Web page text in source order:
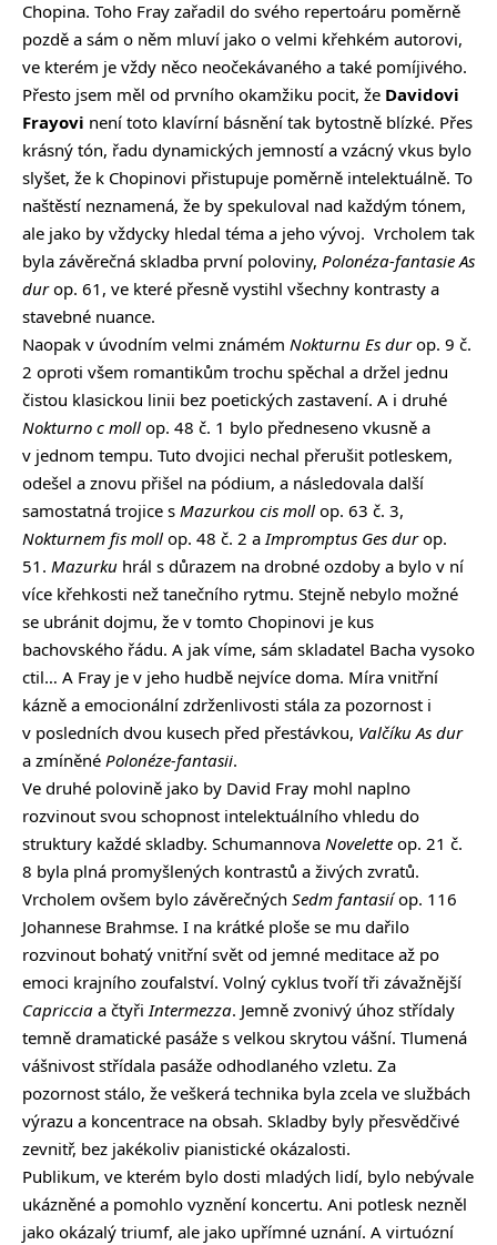
Chopina. Toho Fray zařadil do svého repertoáru poměrně
pozdě a sám o něm mluví jako o velmi křehkém autorovi,
ve kterém je vždy něco neočekávaného a také pomíjivého.
Přesto jsem měl od prvního okamžiku pocit, že Davidovi
Frayovi není toto klavírní básnění tak bytostně blízké. Přes
krásný tón, řadu dynamických jemností a vzácný vkus bylo
slyšet, že k Chopinovi přistupuje poměrně intelektuálně. To
naštěstí neznamená, že by spekuloval nad každým tónem,
ale jako by vždycky hledal téma a jeho vývoj. Vrcholem tak
byla závěrečná skladba první poloviny, Polonéza-fantasie As
durop. 61, ve které přesně vystihl všechny kontrasty a
stavebné nuance.
Naopak v úvodním velmi známém Nokturnu Es durop. 9 č.
2 oproti všem romantikům trochu spěchal a držel jednu
čistou klasickou linii bez poetických zastavení. A i druhé
Nokturno c moll op. 48 č. 1 bylo předneseno vkusně a
v jednom tempu. Tuto dvojici nechal přerušit potleskem,
odešel a znovu přišel na pódium, a následovala další
samostatná trojice s Mazurkou cis moll op. 63 č. 3,
Nokturnem fis moll op. 48 č. 2 aImpromptus Ges durop.
51. Mazurku hrál s důrazem na drobné ozdoby a bylo v ní
více křehkosti než tanečního rytmu. Stejně nebylo možné
se ubránit dojmu, že v tomto Chopinovi je kus
bachovského řádu. A jak víme, sám skladatel Bacha vysoko
ctil… A Fray je v jeho hudbě nejvíce doma. Míra vnitřní
kázně a emocionální zdrženlivosti stála za pozornost i
v posledních dvou kusech před přestávkou, Valčíku As dur
a zmíněné Polonéze-fantasii.
Ve druhé polovině jako by David Fray mohl naplno
rozvinout svou schopnost intelektuálního vhledu do
struktury každé skladby. Schumannova Novelette op. 21 č.
8 byla plná promyšlených kontrastů a živých zvratů.
Vrcholem ovšem bylo závěrečných Sedm fantasiíop. 116
Johannese Brahmse. I na krátké ploše se mu dařilo
rozvinout bohatý vnitřní svět od jemné meditace až po
emoci krajního zoufalství. Volný cyklus tvoří tři závažnější
Capriccia a čtyřiIntermezza. Jemně zvonivý úhoz střídaly
temně dramatické pasáže s velkou skrytou vášní. Tlumená
vášnivost střídala pasáže odhodlaného vzletu. Za
pozornost stálo, že veškerá technika byla zcela ve službách
výrazu a koncentrace na obsah. Skladby byly přesvědčivé
zevnitř, bez jakékoliv pianistické okázalosti.
Publikum, ve kterém bylo dosti mladých lidí, bylo nebývale
ukázněné a pomohlo vyznění koncertu. Ani potlesk nezněl
jako okázalý triumf, ale jako upřímné uznání. A virtuózní